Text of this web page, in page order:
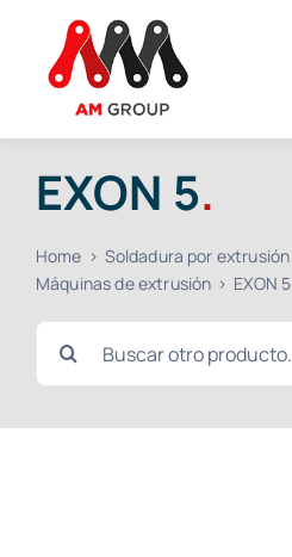
contenido
EXON 5.
Home
Soldadura por extrusión
Máquinas de extrusión
EXON 5
Buscar: